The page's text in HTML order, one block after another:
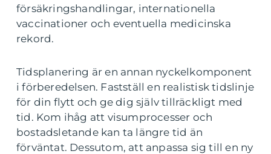
försäkringshandlingar, internationella
vaccinationer och eventuella medicinska
rekord.
Tidsplanering är en annan nyckelkomponent
i förberedelsen. Fastställ en realistisk tidslinje
för din flytt och ge dig själv tillräckligt med
tid. Kom ihåg att visumprocesser och
bostadsletande kan ta längre tid än
förväntat. Dessutom, att anpassa sig till en ny